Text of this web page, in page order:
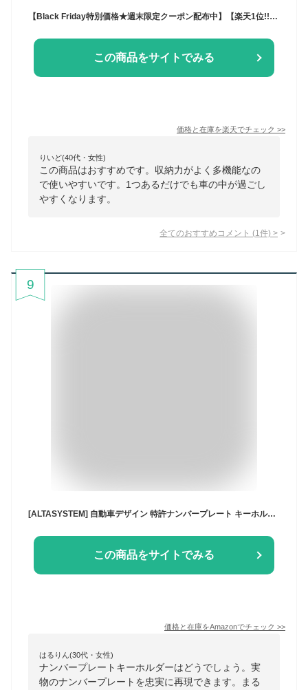
【Black Friday特別価格★週末限定クーポン配布中】【楽天1位!!10冠達成】シートバックポケット 車内 シートポケット 大容量 車 車内収納 収納 ポケット カー用品 カバー 整理整頓 コンパクト タブレットホルダー ドリンクホルダー ティッシュホルダー 多機能 後部座席
この商品をサイトでみる
価格と在庫を楽天でチェック >>
りいど(40代・女性)
この商品はおすすめです。収納力がよく多機能なの
で使いやすいです。1つあるだけでも車の中が過ごし
やすくなります。
全てのおすすめコメント (1 件) >
9
[ALTASYSTEM] 自動車デザイン 特許ナンバープレート キーホルダー（黄ナンバー ／ キーホルダー）印刷ではありません 文字が消えない アクリル製 レーザー彫刻 納車記念 免許返納 愛車の廃車記念
この商品をサイトでみる
価格と在庫をAmazonでチェック >>
はるりん(30代・女性)
ナンバープレートキーホルダーはどうでしょう。実
物のナンバープレートを忠実に再現できます。まる